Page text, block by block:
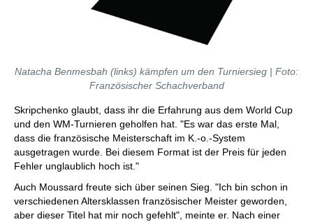
Natacha Benmesbah (links) kämpfen um den Turniersieg | Foto:
Französischer Schachverband
Skripchenko glaubt, dass ihr die Erfahrung aus dem World Cup
und den WM-Turnieren geholfen hat. "Es war das erste Mal,
dass die französische Meisterschaft im K.-o.-System
ausgetragen wurde. Bei diesem Format ist der Preis für jeden
Fehler unglaublich hoch ist."
Auch Moussard freute sich über seinen Sieg. "Ich bin schon in
verschiedenen Altersklassen französischer Meister geworden,
aber dieser Titel hat mir noch gefehlt", meinte er. Nach einer